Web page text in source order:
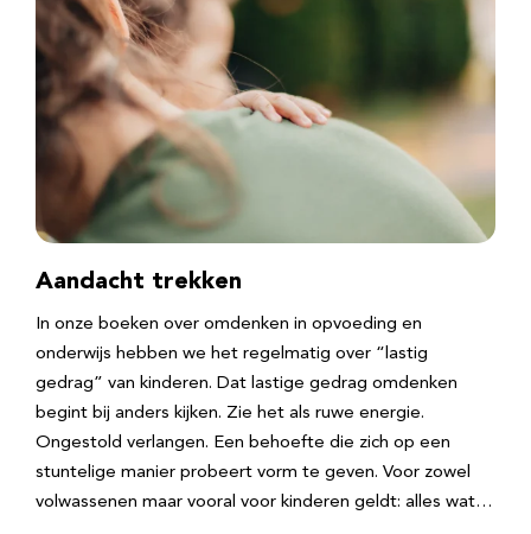
Aandacht trekken
In onze boeken over omdenken in opvoeding en
onderwijs hebben we het regelmatig over “lastig
gedrag” van kinderen. Dat lastige gedrag omdenken
begint bij anders kijken. Zie het als ruwe energie.
Ongestold verlangen. Een behoefte die zich op een
stuntelige manier probeert vorm te geven. Voor zowel
volwassenen maar vooral voor kinderen geldt: alles wat…